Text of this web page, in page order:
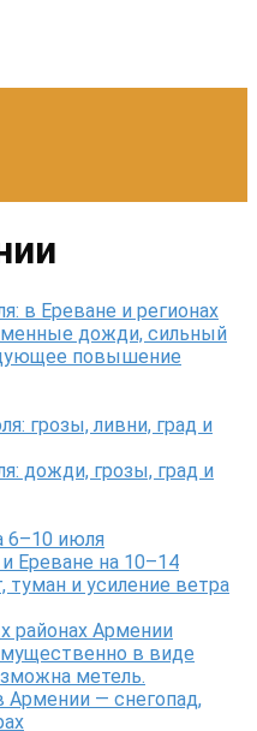
грозы, ливни, град и
6–10 июля
районах Армении
в виде
метель.